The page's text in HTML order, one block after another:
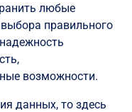
любые
правильного
возможности.
данных, то здесь